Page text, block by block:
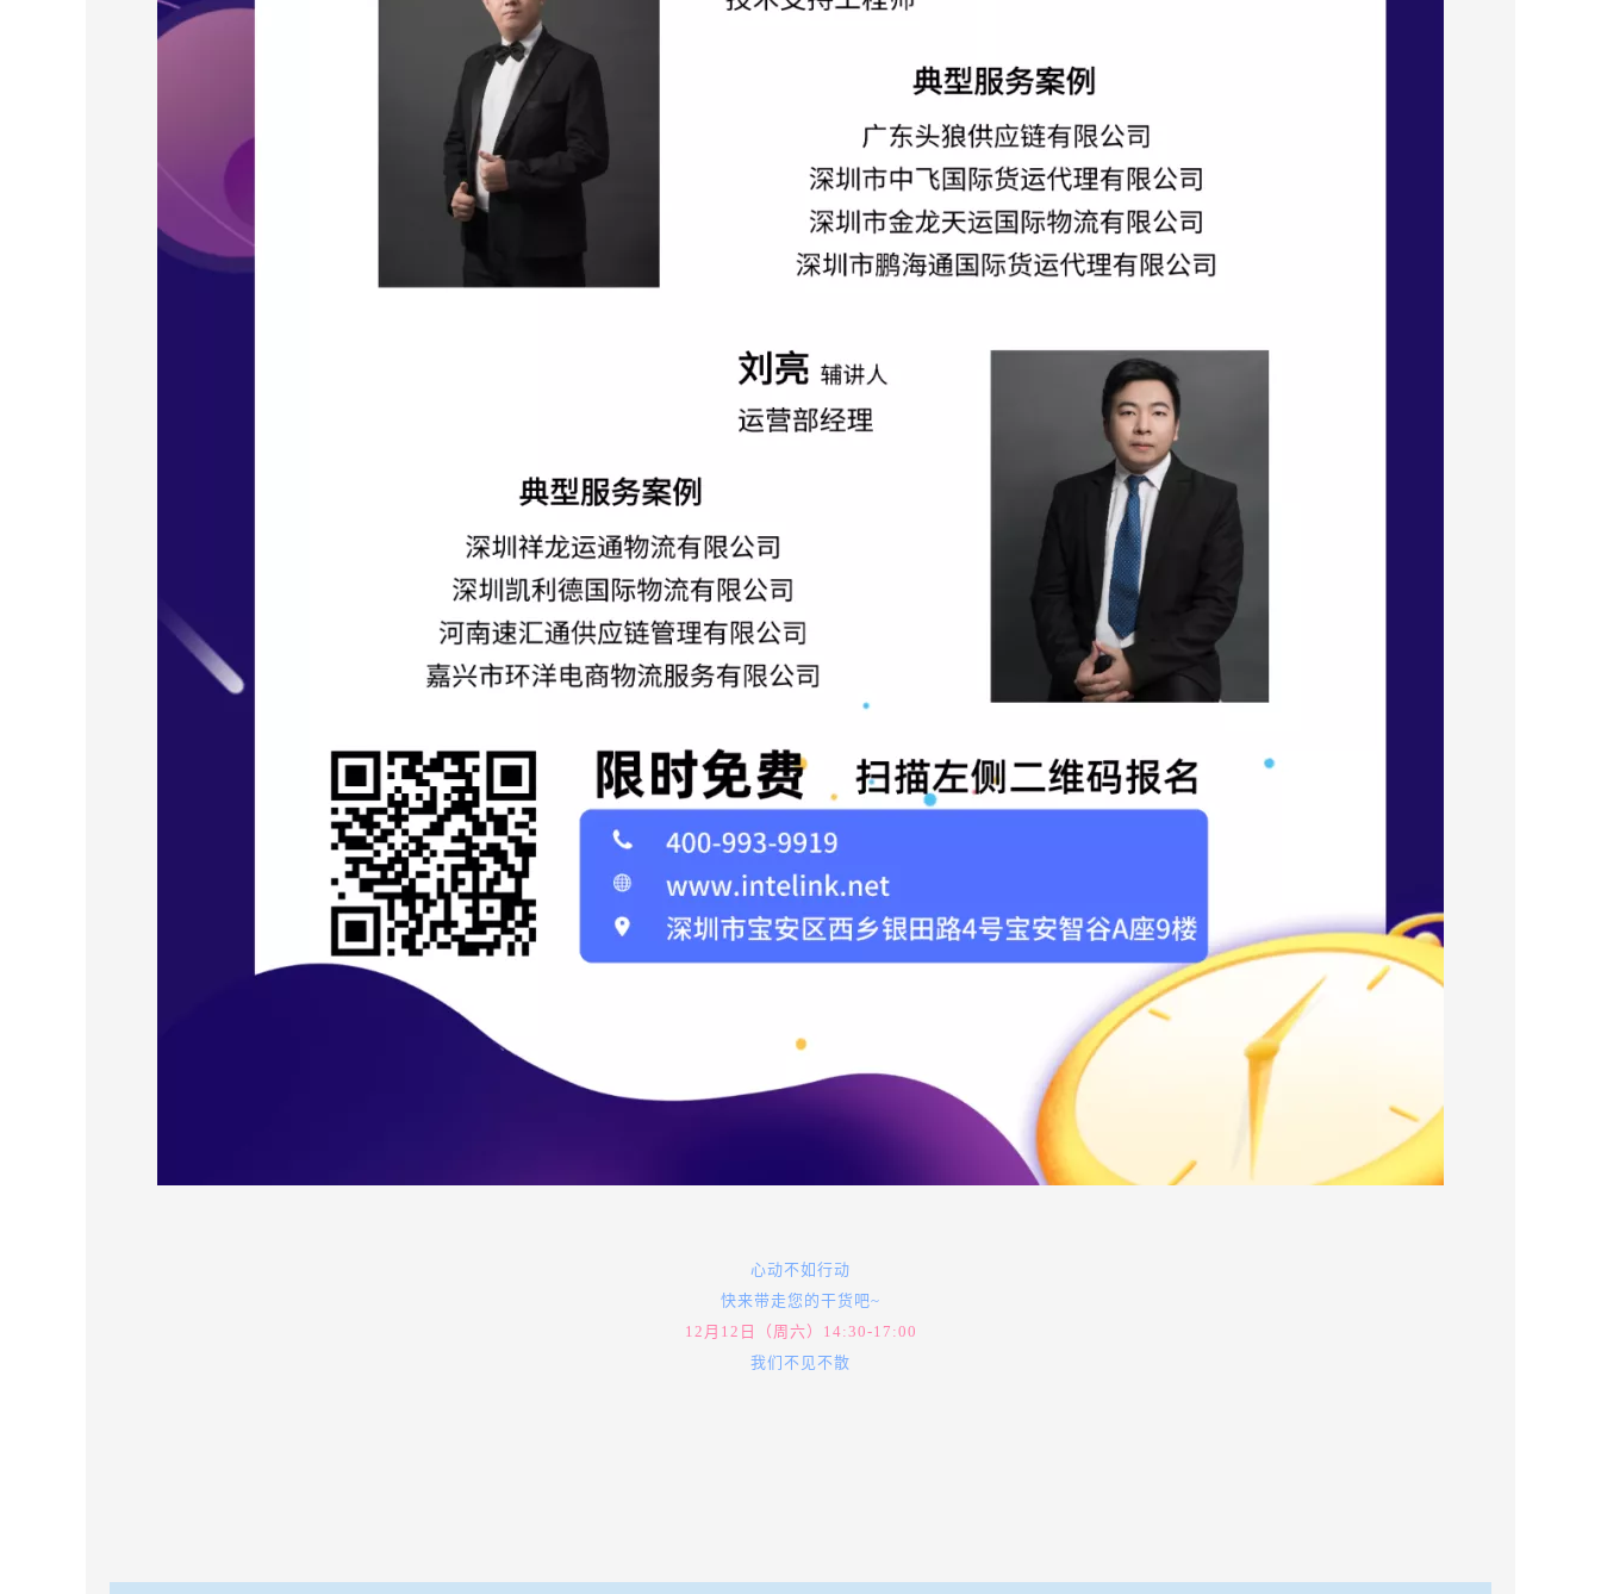
心动不如行动
快来带走您的干货吧~
12月12日（周六）14:30-17:00
我们不见不散